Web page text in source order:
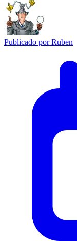
Publicado porRuben